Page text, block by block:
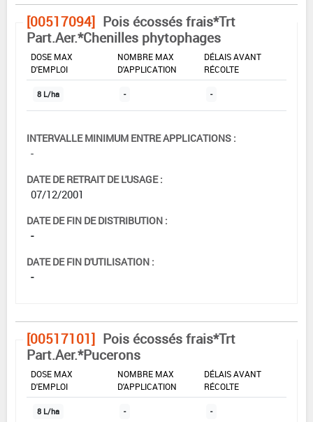
[00517094] Pois écossés frais*Trt
Part.Aer.*Chenilles phytophages
DOSE MAX
D'EMPLOI
NOMBRE MAX
D'APPLICATION
DÉLAIS AVANT
RÉCOLTE
8 L/ha - -
INTERVALLE MINIMUM ENTRE APPLICATIONS :
-
DATE DE RETRAIT DE L'USAGE :
07/12/2001
DATE DE FIN DE DISTRIBUTION :
-
DATE DE FIN D'UTILISATION :
-
[00517101] Pois écossés frais*Trt
Part.Aer.*Pucerons
DOSE MAX
D'EMPLOI
NOMBRE MAX
D'APPLICATION
DÉLAIS AVANT
RÉCOLTE
8 L/ha - -